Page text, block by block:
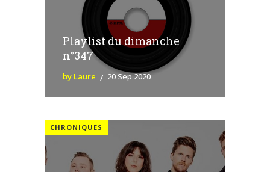
Playlist du dimanche
n°347
by Laure 20 Sep 2020
CHRONIQUES